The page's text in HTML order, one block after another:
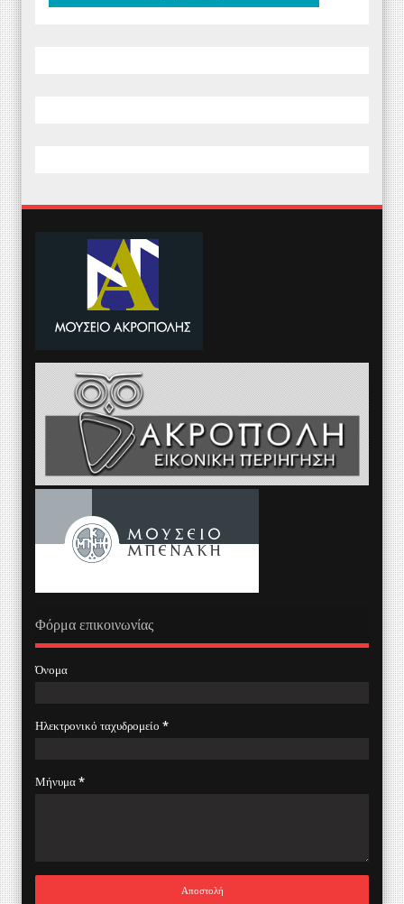
Φόρμα επικοινωνίας
Όνομα
Ηλεκτρονικό ταχυδρομείο *
Μήνυμα*